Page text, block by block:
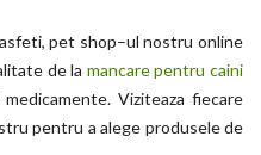
pet shop–ul nostru online
de la mancare pentru caini
Viziteaza fiecare
pentru a alege produsele de